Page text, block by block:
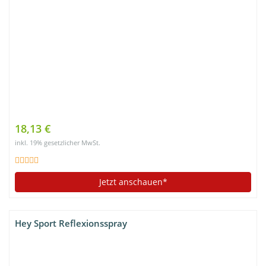
18,13 €
inkl. 19% gesetzlicher MwSt.
Jetzt anschauen*
Hey Sport Reflexionsspray